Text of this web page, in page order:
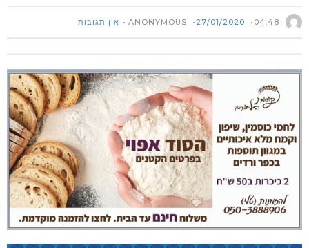
27/01/2020 04:48 אין תגובות